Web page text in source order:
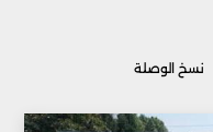
نسخ الوصلة